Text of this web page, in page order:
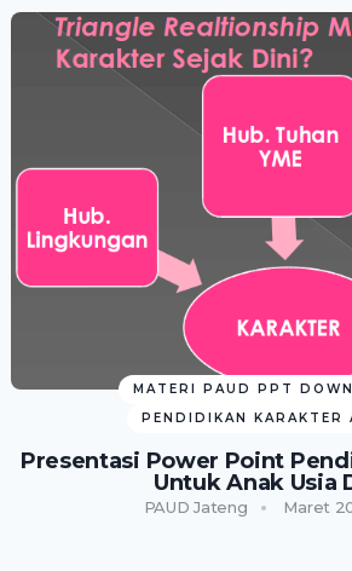
MATERI PAUD PPT
PENDIDIKAN KARAKTER
Presentasi Power Point
Untuk Anak Usia
PAUD Jateng Maret